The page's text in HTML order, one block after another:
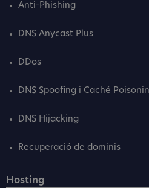
Anti-Phishing
DNS Anycast Plus
DDos
DNS Spoofing i Caché
DNS Hijacking
Recuperació de dominis
Hosting